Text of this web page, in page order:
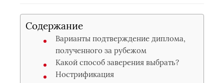
Содержание
Варианты подтверждение диплома,
полученного за рубежом
Какой способ заверения выбрать?
Нострификация